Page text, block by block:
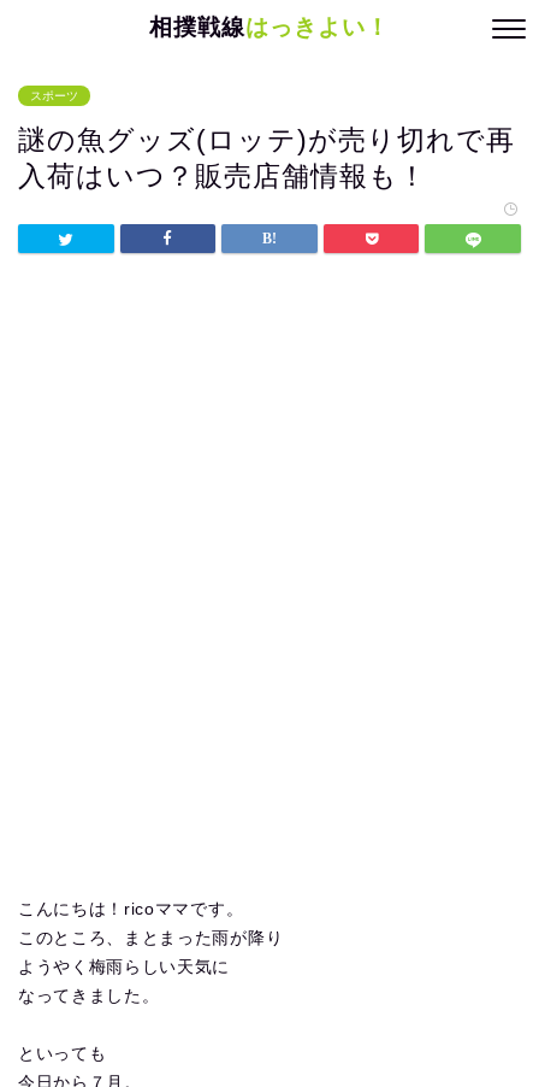
相撲戦線はっきよい！
スポーツ
謎の魚グッズ(ロッテ)が売り切れで再
入荷はいつ？販売店舗情報も！
こんにちは！ricoママです。
このところ、まとまった雨が降り
ようやく梅雨らしい天気に
なってきました。
といっても
今日から７月。